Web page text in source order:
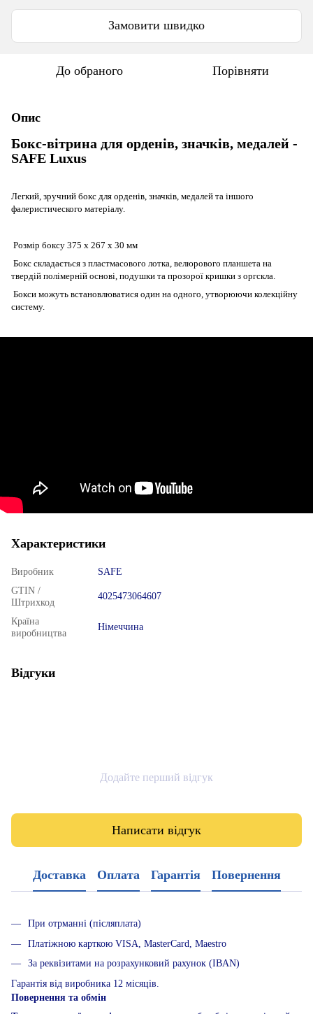
Замовити швидко
До обраного Порівняти
Опис
Бокс-вітрина для орденів, значків, медалей -
SAFE Luxus
Легкий, зручний бокс для орденів, значків, медалей та іншого
фалеристического матеріалу.
Розмір боксу 375 x 267 x 30 мм
Бокс складається з пластмасового лотка, велюрового планшета на
твердій полімерній основі, подушки та прозорої кришки з оргскла.
Бокси можуть встановлюватися один на одного, утворюючи колекційну
систему.
Характеристики
Виробник
SAFE
GTIN /
Штрихкод
4025473064607
Країна
виробництва
Німеччина
Відгуки
Додайте перший відгук
Написати відгук
Доставка Оплата Гарантія Повернення
При отрманні (післяплата)
Платіжною карткою VISA, MasterCard, Maestro
За реквізитами на розрахунковий рахунок (IBAN)
Гарантія від виробника 12 місяців.
Повернення та обмін